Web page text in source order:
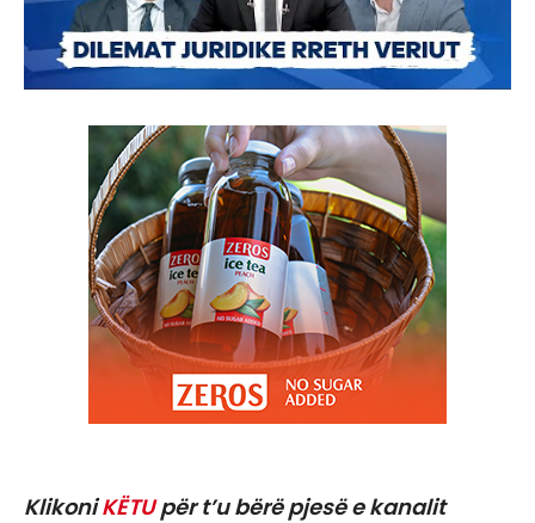
KlikoniKËTUpër t’u bërë pjesë e kanalit